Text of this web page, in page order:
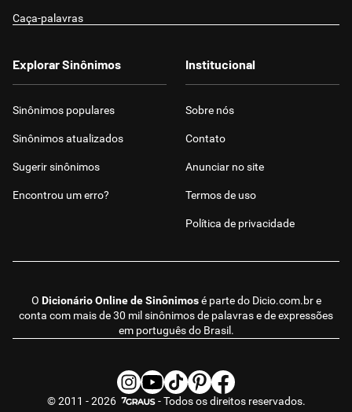
Caça-palavras
O Dicionário Online de Sinônimosé parte do Dicio.com.bre
conta com mais de 30 mil sinônimos de palavras e de expressões
em português do Brasil.
Explorar Sinônimos
Sinônimos populares
Sinônimos atualizados
Sugerir sinônimos
Encontrou um erro?
Institucional
Sobre nós
Contato
Anunciar no site
Termos de uso
Política de privacidade
© 2011 - 2026 - Todos os direitos reservados.